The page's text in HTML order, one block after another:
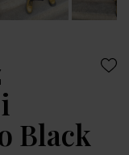
Black